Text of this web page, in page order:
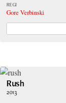
REGI
Gore Verbinski
Rush
2013